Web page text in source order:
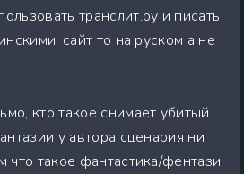
транслит.ру и писать
сайт то на руском а не
кто такое снимает убитый
у автора сценария ни
что такое фантастика/фентази